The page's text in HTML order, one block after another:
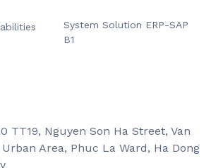
System Solution ERP-SAP
B1
TT19, Nguyen Son Ha Street, Van
Area, Phuc La Ward, Ha Dong